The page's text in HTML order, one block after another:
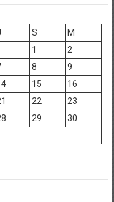
S
M
1
2
8
9
15
16
22
23
29
30